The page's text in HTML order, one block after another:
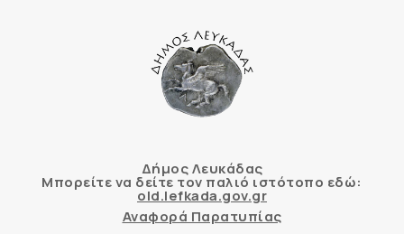
Δήμος Λευκάδας
Μπορείτε να δείτε τον παλιό ιστότοπο εδώ:
old.lefkada.gov.gr
Αναφορά Παρατυπίας